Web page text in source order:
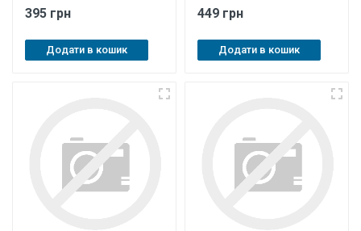
395 грн
Додати в кошик
449 грн
Додати в кошик